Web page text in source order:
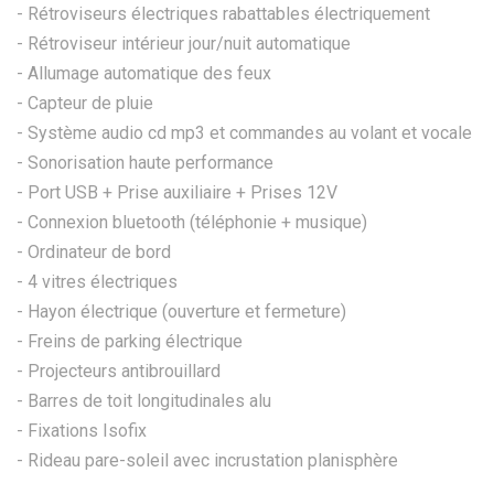
- Rétroviseurs électriques rabattables électriquement
- Rétroviseur intérieur jour/nuit automatique
- Allumage automatique des feux
- Capteur de pluie
- Système audio cd mp3 et commandes au volant et vocale
- Sonorisation haute performance
- Port USB + Prise auxiliaire + Prises 12V
- Connexion bluetooth (téléphonie + musique)
- Ordinateur de bord
- 4 vitres électriques
- Hayon électrique (ouverture et fermeture)
- Freins de parking électrique
- Projecteurs antibrouillard
- Barres de toit longitudinales alu
- Fixations Isofix
- Rideau pare-soleil avec incrustation planisphère